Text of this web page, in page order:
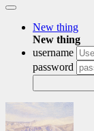
New thing
New thing
username
password